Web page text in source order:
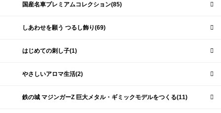
国産名車プレミアムコレクション(85)
しあわせを願う つるし飾り(69)
はじめての刺し子(1)
やさしいアロマ生活(2)
鉄の城 マジンガーZ 巨大メタル・ギミックモデルをつくる(11)